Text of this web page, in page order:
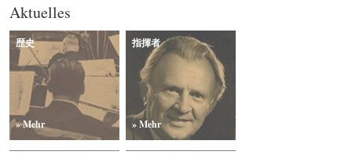
Aktuelles
歴史
» Mehr
指揮者
» Mehr